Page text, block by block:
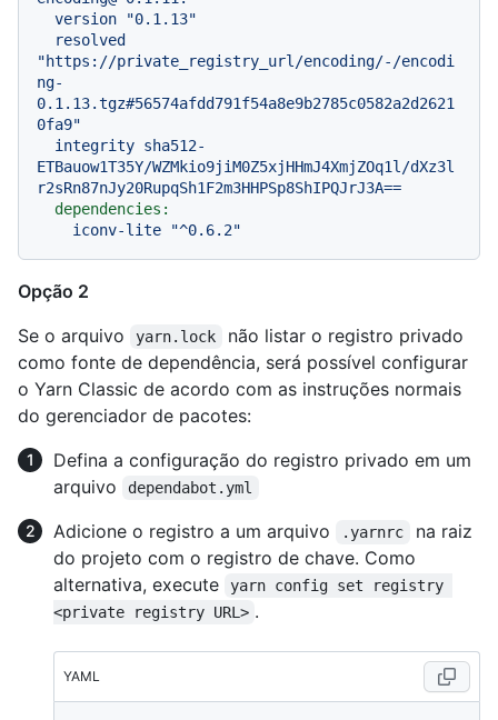
version
"0.1.13"
resolved
"https://private_registry_url/encoding/-/encodi
ng-
0.1.13.tgz#56574afdd791f54a8e9b2785c0582a2d2621
0fa9"
integrity sha512-
ETBauow1T35Y/WZMkio9jiM0Z5xjHHmJ4XmjZOq1l/dXz3l
r2sRn87nJy20RupqSh1F2m3HHPSp8ShIPQJrJ3A==
dependencies:
iconv-lite
"^0.6.2"
Opção 2
Se o arquivo
yarn.lock
não listar o registro privado
como fonte de dependência, será possível configurar
o Yarn Classic de acordo com as instruções normais
do gerenciador de pacotes:
Defina a configuração do registro privado em um
arquivo
dependabot.yml
Adicione o registro a um arquivo .yarnrc
na raiz
do projeto com o registro de chave. Como
alternativa, execute
yarn config set registry
<private registry URL> .
YAML